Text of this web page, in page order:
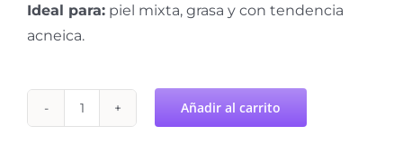
Ideal para: piel mixta, grasa y con tendencia
acneica.
Añadir al carrito